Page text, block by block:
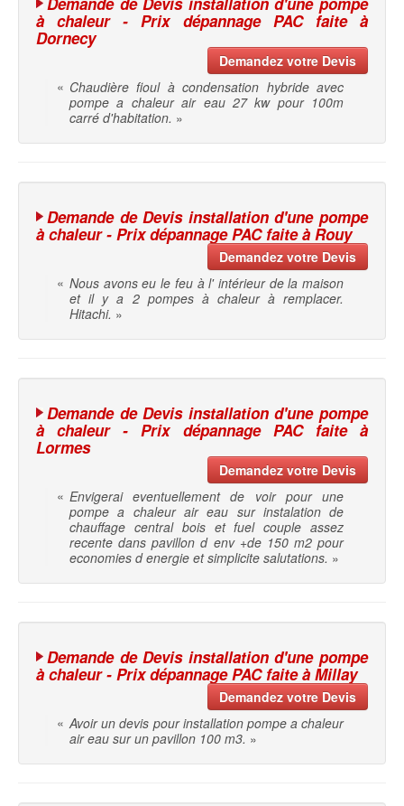
à chaleur - Prix dépannage PAC faite à
Dornecy
Demandez votre Devis
« Chaudière fioul à condensation hybride avec
pompe a chaleur air eau 27 kw pour 100m
carré d'habitation. »
Demande de Devis installation d'une pompe
à chaleur - Prix dépannage PAC faite à Rouy
Demandez votre Devis
« Nous avons eu le feu à l' intérieur de la maison
et il y a 2 pompes à chaleur à remplacer.
Hitachi. »
Demande de Devis installation d'une pompe
à chaleur - Prix dépannage PAC faite à
Lormes
Demandez votre Devis
« Envigerai eventuellement de voir pour une
pompe a chaleur air eau sur instalation de
chauffage central bois et fuel couple assez
recente dans pavillon d env +de 150 m2 pour
economies d energie et simplicite salutations. »
Demande de Devis installation d'une pompe
à chaleur - Prix dépannage PAC faite à Millay
Demandez votre Devis
« Avoir un devis pour installation pompe a chaleur
air eau sur un pavillon 100 m3. »